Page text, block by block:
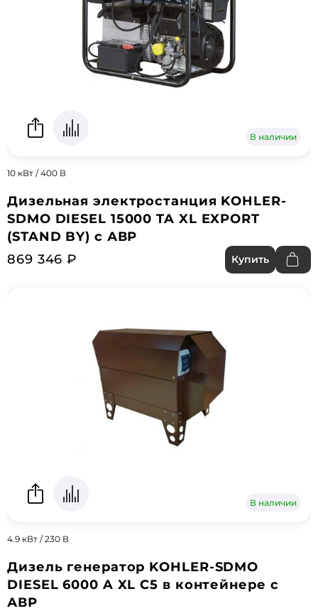
В наличии
10 кВт / 400 В
Дизельная электростанция KOHLER-
SDMO DIESEL 15000 TA XL EXPORT
(STAND BY) с АВР
869 346 ₽
Купить
В наличии
4.9 кВт / 230 В
Дизель генератор KOHLER-SDMO
DIESEL 6000 A XL С5 в контейнере с
АВР